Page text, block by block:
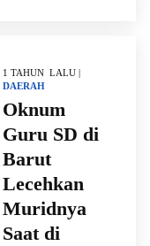
1 TAHUN LALU |
DAERAH
Oknum
Guru SD di
Barut
Lecehkan
Muridnya
Saat di